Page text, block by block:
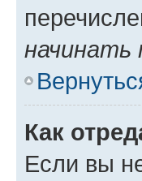
Как
Если вы